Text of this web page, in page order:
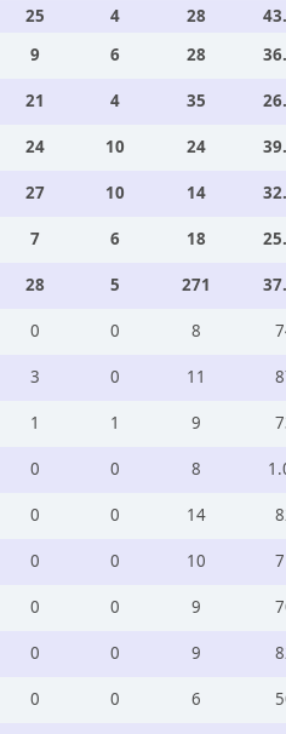
25 4 28
9 6 28
21 4 35
24 10 24
27 10 14
7 6 18
28 5 271
0 0 8
3 0 11
1 1 9
0 0 8
0 0 14
0 0 10
0 0 9
0 0 9
0 0 6